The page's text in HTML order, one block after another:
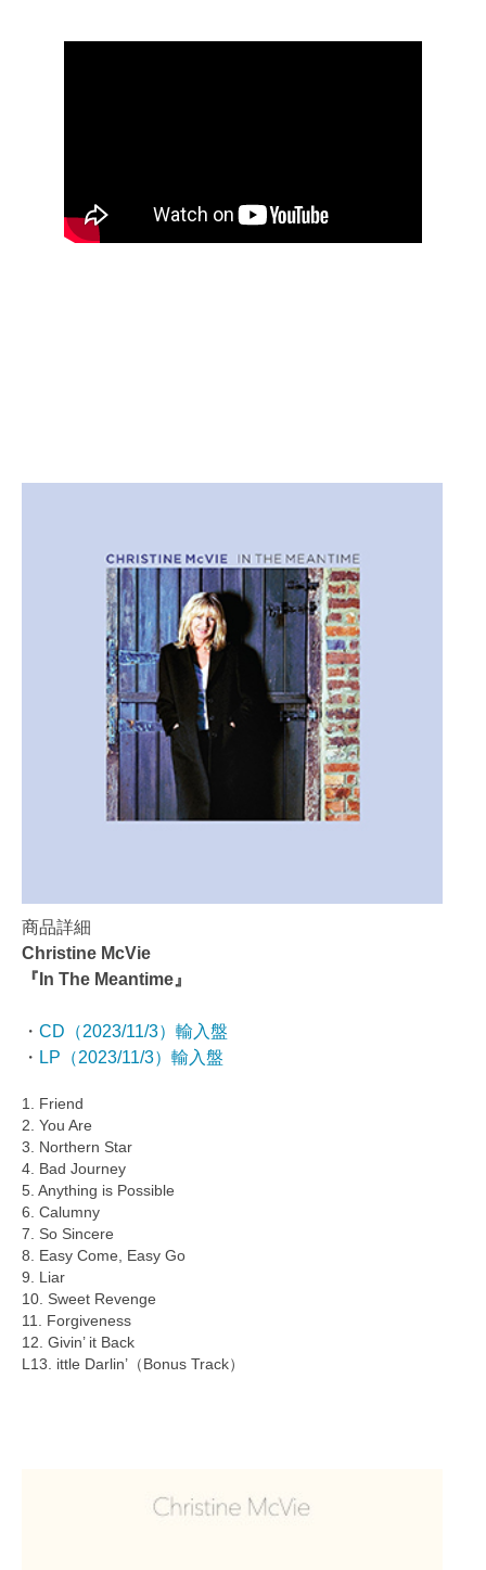
商品詳細
Christine McVie
『In The Meantime』
・ CD（2023/11/3）輸入盤
・ LP（2023/11/3）輸入盤
1. Friend
2. You Are
3. Northern Star
4. Bad Journey
5. Anything is Possible
6. Calumny
7. So Sincere
8. Easy Come, Easy Go
9. Liar
10. Sweet Revenge
11. Forgiveness
12. Givin’ it Back
L13. ittle Darlin’（Bonus Track）